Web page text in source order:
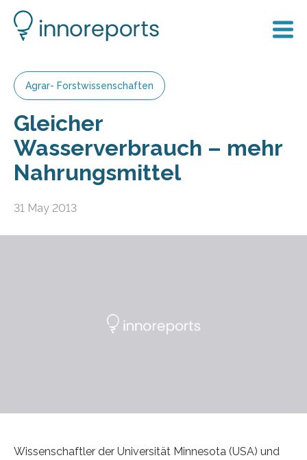
Agrar- Forstwissenschaften
Gleicher
Wasserverbrauch – mehr
Nahrungsmittel
31 May 2013
Wissenschaftler der Universität Minnesota (USA) und